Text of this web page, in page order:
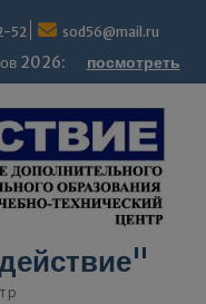
52 sod56@mail.ru
2026: посмотреть